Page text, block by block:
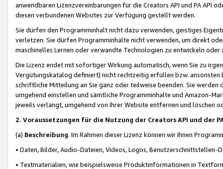
anwendbaren Lizenzvereinbarungen für die Creators API und PA API
diesen verbundenen Websites zur Verfügung gestellt werden.
Sie dürfen den Programminhalt nicht dazu verwenden, geistiges
verletzen. Sie dürfen Programminhalte nicht verwenden, um direkt
maschinelles Lernen oder verwandte Technologien zu entwickeln
Die Lizenz endet mit sofortiger Wirkung automatisch, wenn Sie zu
Vergütungskatalog definiert) nicht rechtzeitig erfüllen bzw. ansonsten
schriftliche Mitteilung an Sie ganz oder teilweise beenden. Sie werden
umgehend einstellen und sämtliche Programminhalte und Amazon-
jeweils verlangt, umgehend von Ihrer Website entfernen und löschen
2. Voraussetzungen für die Nutzung der Creators API und der
(a) Beschreibung. Im Rahmen dieser Lizenz können wir Ihnen
• Daten, Bilder, Audio-Dateien, Videos, Logos, Benutzerschnittstellen-
• Textmaterialien, wie beispielsweise Produktinformationen in